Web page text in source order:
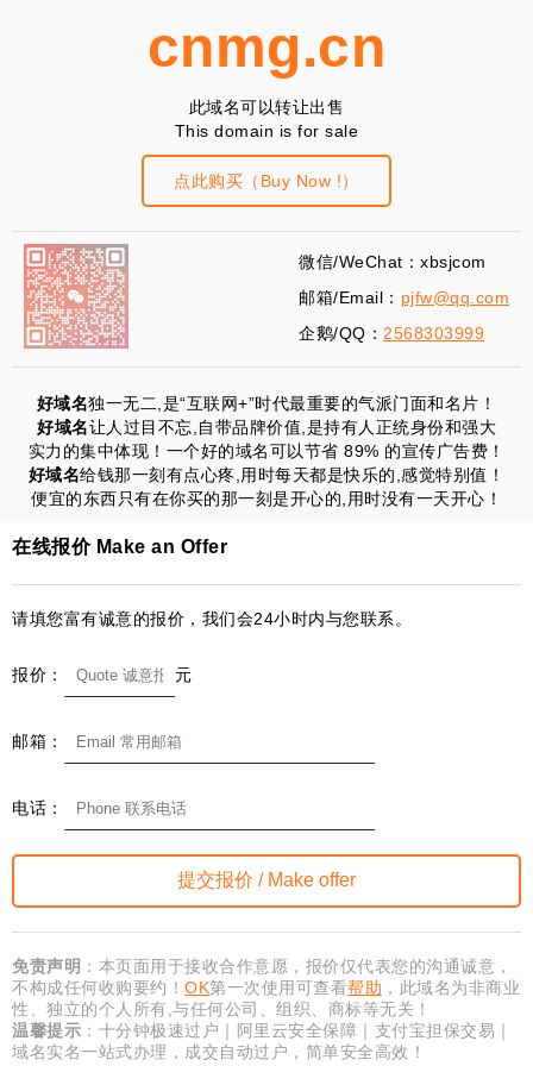
cnmg.cn
此域名可以转让出售
This domain is for sale
点此购买（Buy Now !）
微信/WeChat：xbsjcom
邮箱/Email： pjfw@qq.com
企鹅/QQ： 2568303999
好域名独一无二,是“互联网+”时代最重要的气派门面和名片！
好域名让人过目不忘,自带品牌价值,是持有人正统身份和强大
实力的集中体现！一个好的域名可以节省 89% 的宣传广告费！
好域名给钱那一刻有点心疼,用时每天都是快乐的,感觉特别值！
便宜的东西只有在你买的那一刻是开心的,用时没有一天开心！
在线报价 Make an Offer
请填您富有诚意的报价，我们会24小时内与您联系。
报价： 元
邮箱：
电话：
免责声明 ：本页面用于接收合作意愿，报价仅代表您的沟通诚意，
不构成任何收购要约！ OK第一次使用可查看帮助 ，此域名为非商业
性、独立的个人所有,与任何公司、组织、商标等无关！
温馨提示 ：十分钟极速过户｜阿里云安全保障｜支付宝担保交易｜
域名实名一站式办理，成交自动过户，简单安全高效！